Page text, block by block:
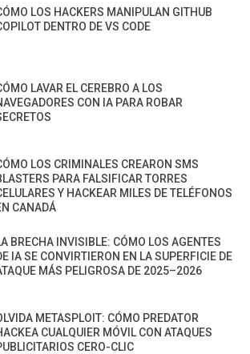
LOS HACKERS MANIPULAN GITHUB
DENTRO DE VS CODE
LAVAR EL CEREBRO A LOS
CON IA PARA ROBAR
LOS CRIMINALES CREARON SMS
PARA FALSIFICAR TORRES
Y HACKEAR MILES DE TELÉFONOS
CANADÁ
BRECHA INVISIBLE: CÓMO LOS AGENTES
IA SE CONVIRTIERON EN LA SUPERFICIE DE
MÁS PELIGROSA DE 2025–2026
METASPLOIT: CÓMO PREDATOR
CUALQUIER MÓVIL CON ATAQUES
CERO-CLIC